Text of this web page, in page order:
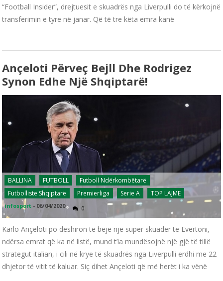
“Football Insider”, drejtuesit e skuadrës nga Liverpulli do të kërkojnë
transferimin e tyre në janar. Që të tre këta emra kanë
Ançeloti Përveç Bejll Dhe Rodrigez
Synon Edhe Një Shqiptarë!
BALLINA FUTBOLL
Futboll Ndërkombëtarë
Futbollistë Shqiptarë
Premierliga Serie A TOP LAJME
infosport - 06/04/2020 0
Karlo Ançeloti po dëshiron të bëjë një super skuadër te Evertoni,
ndërsa emrat që ka në listë, mund t’ia mundësojnë një gjë të tillë
strategut italian, i cili në krye të skuadrës nga Liverpulli erdhi me 22
dhjetor të vitit të kaluar. Siç dihet Ançeloti që më herët i ka vënë